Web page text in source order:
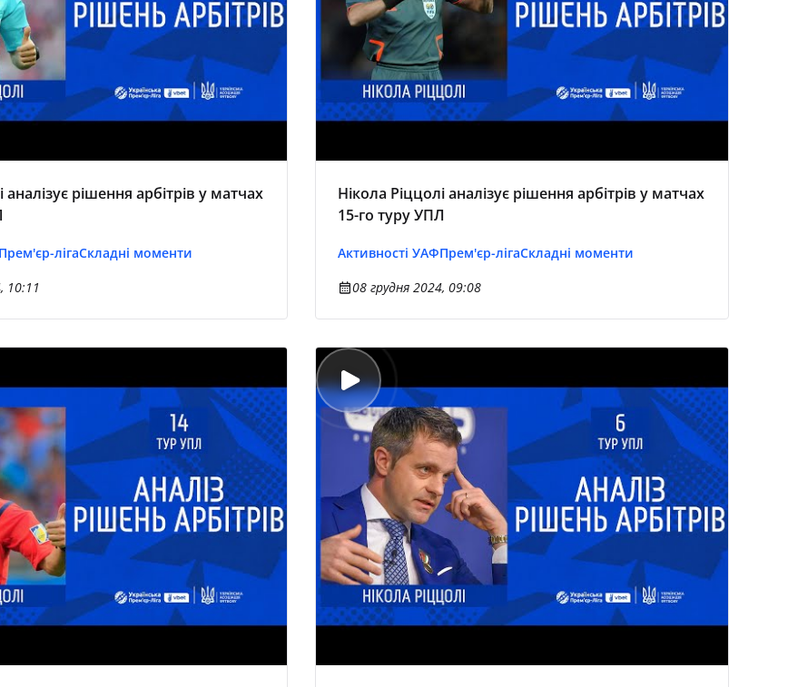
аналізує рішення арбітрів у матчах
Прем'єр-лігаСкладні моменти
10:11
Нікола Ріццолі аналізує рішення арбітрів у матчах
15-го туру УПЛ
Активності УАФПрем'єр-лігаСкладні моменти
08 грудня 2024, 09:08